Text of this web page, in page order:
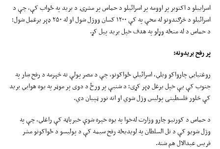
اسراییلو د اکتوبر پر اوومه پر اسرائیلو د حماس پر مشرۍ د برید په ځواب کې، چې د
اسرائیلو د څرګندونو له مخې په کې ۱۲۰۰ کسان ووژل شول او له ۲۵۰ ډېر یرغمل شول؛
د حماس د له منځه وړلو په هدف خپل برید پیل کړ.
پر رفح بریدونه:
روغتیايي چارواکو ویلي، اسرائیلي ځواکونو، چې د مصر پولې ته څېرمه د رفح ښار په
جنوب کې یې خپل یرغل ډېر کړی؛ د شنبې پر ورځ د دوی پر موټر په یوه هوايي برید
کې څلور فلسطینی پولیس وژل شوي او اته نور ټپیان دي.
د حماس د کورنیو چارو وزارت له‌خوا په یوه خپره شوې خبرپاڼه کې راغلي، چې په
وژل شویو کې د تل السلطان په لویدیځه رفح سیمه کې د پولیسو د ځواکونو مشر
فریس عبدالال هم شته.